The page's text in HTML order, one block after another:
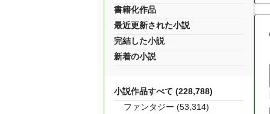
書籍化作品
最近更新された小説
完結した小説
新着の小説
小説作品すべて (228,788)
ファンタジー (53,314)